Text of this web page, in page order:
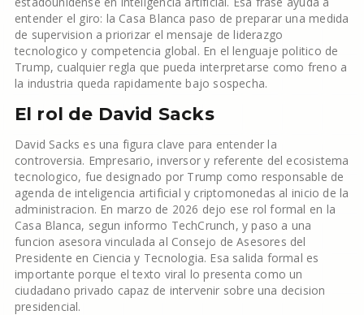
entender el giro: la Casa Blanca paso de preparar una medida
de supervision a priorizar el mensaje de liderazgo
tecnologico y competencia global. En el lenguaje politico de
Trump, cualquier regla que pueda interpretarse como freno a
la industria queda rapidamente bajo sospecha.
El rol de David Sacks
David Sacks es una figura clave para entender la
controversia. Empresario, inversor y referente del ecosistema
tecnologico, fue designado por Trump como responsable de
agenda de inteligencia artificial y criptomonedas al inicio de la
administracion. En marzo de 2026 dejo ese rol formal en la
Casa Blanca, segun informo TechCrunch, y paso a una
funcion asesora vinculada al Consejo de Asesores del
Presidente en Ciencia y Tecnologia. Esa salida formal es
importante porque el texto viral lo presenta como un
ciudadano privado capaz de intervenir sobre una decision
presidencial.